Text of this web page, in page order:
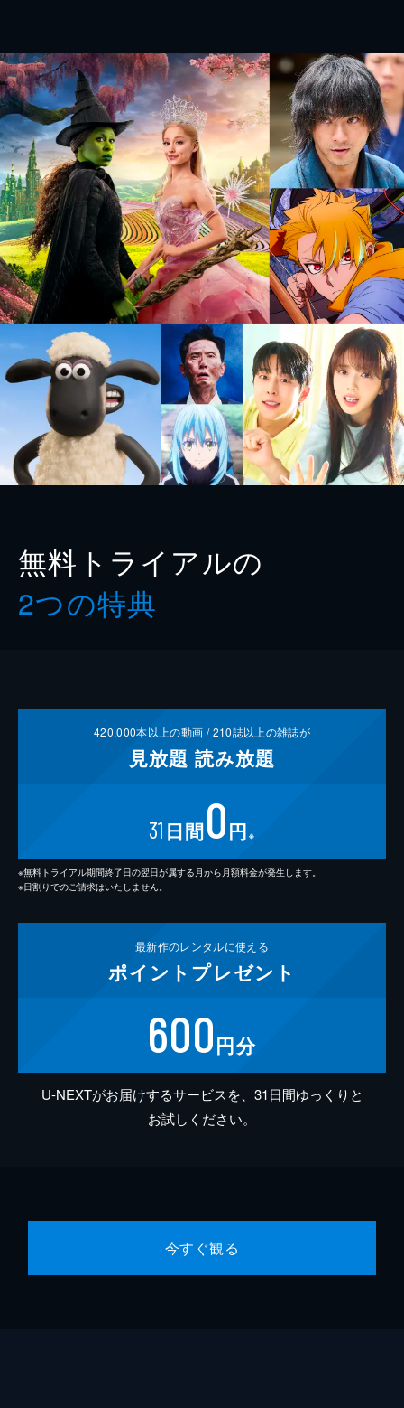
無料トライアルの
2つの特典
420,000本以上の動画 /210誌以上の雑誌が
見放題 読み放題
31 日間0円 ※
※無料トライアル期間終了日の翌日が属する月から月額料金が発生します。
※日割りでのご請求はいたしません。
最新作のレンタルに使える
ポイント プレゼント
600円分
U-NEXTがお届けするサービスを、31日間ゆっくりと
お試しください。
今すぐ観る